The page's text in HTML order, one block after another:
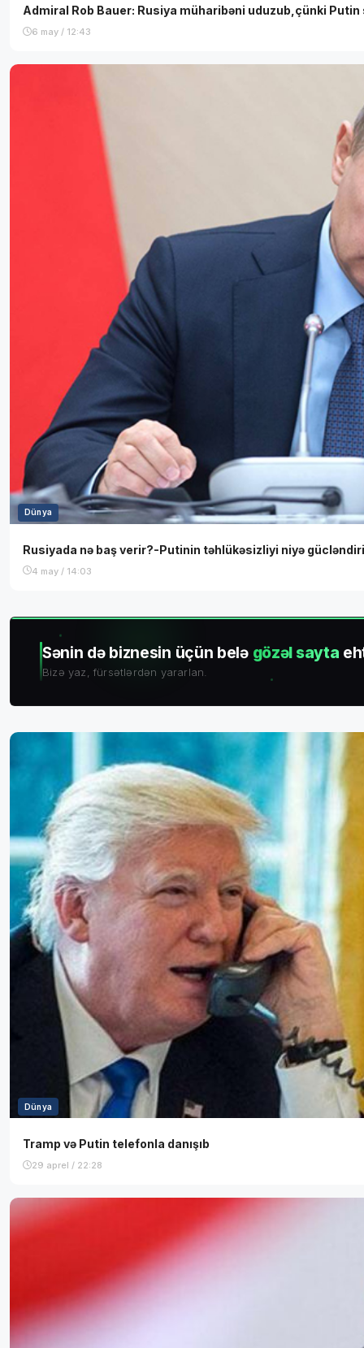
Admiral Rob Bauer: Rusiya müharibəni uduzub,çünki
6 may / 12:43
Dünya
Rusiyada nə baş verir?-Putinin təhlükəsizliyi niyə
4 may / 14:03
Sənin də biznesin üçün belə gözəl sayta
Bizə yaz, fürsətlərdən yararlan.
Dünya
Tramp və Putin telefonla danışıb
29 aprel / 22:28